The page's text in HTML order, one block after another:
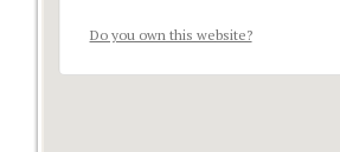
Do you own this website?